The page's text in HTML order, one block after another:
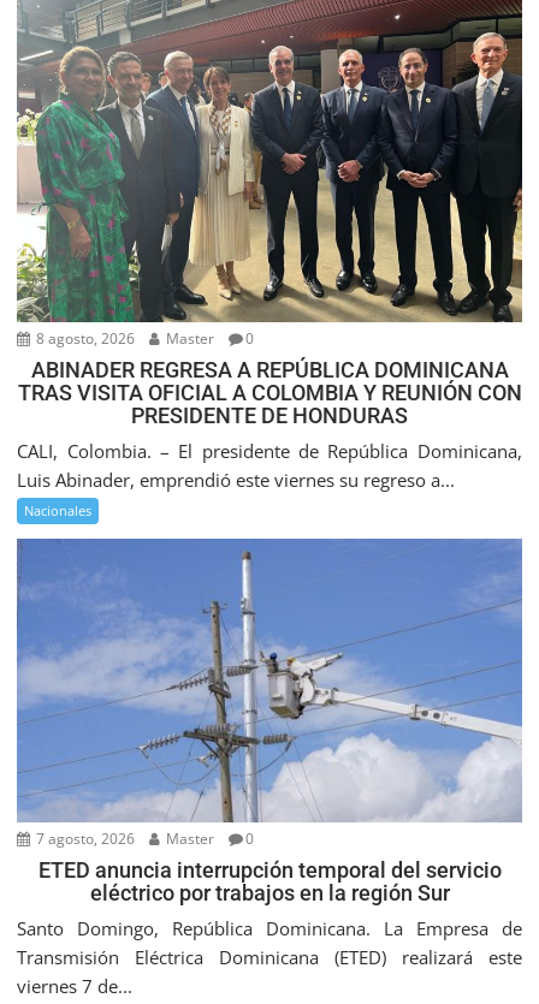
8 agosto, 2026 Master 0
ABINADER REGRESA A REPÚBLICA DOMINICANA
TRAS VISITA OFICIAL A COLOMBIA Y REUNIÓN CON
PRESIDENTE DE HONDURAS
CALI, Colombia. – El presidente de República Dominicana,
Luis Abinader, emprendió este viernes su regreso a...
Nacionales
7 agosto, 2026 Master 0
ETED anuncia interrupción temporal del servicio
eléctrico por trabajos en la región Sur
Santo Domingo, República Dominicana. La Empresa de
Transmisión Eléctrica Dominicana (ETED) realizará este
viernes 7 de...